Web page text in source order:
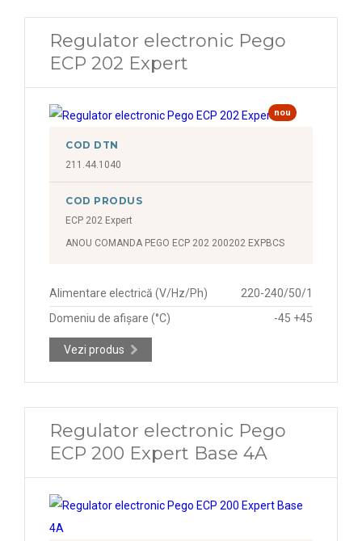
Regulator electronic Pego
ECP 202 Expert
nou
COD DTN
211.44.1040
COD PRODUS
ECP 202 Expert
ANOU COMANDA PEGO ECP 202 200202 EXPBCS
Alimentare electrică (V/Hz/Ph)
220-240/50/1
Domeniu de afișare (°C)
-45 +45
Vezi produs
Regulator electronic Pego
ECP 200 Expert Base 4A